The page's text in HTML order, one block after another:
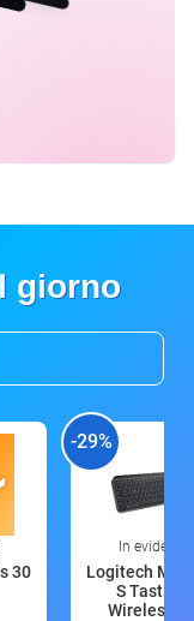
giorno
30
-29%
In evidenza
Logitech MX
S Tastiera
Wireless